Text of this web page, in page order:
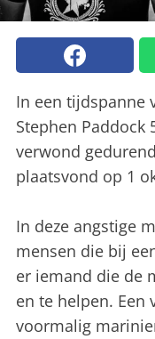
In een tijdspanne
Stephen Paddock
verwond
plaatsvond op 1
In deze angstige
mensen die bij
er iemand die de
en te helpen. Een
voormalig